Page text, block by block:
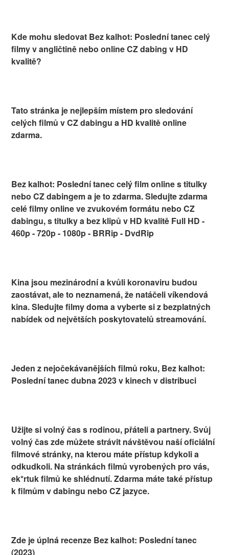
Kde mohu sledovat Bez kalhot: Poslední tanec celý
filmy v angličtině nebo online CZ dabing v HD
kvalitě?
Tato stránka je nejlepším místem pro sledování
celých filmů v CZ dabingu a HD kvalitě online
zdarma.
Bez kalhot: Poslední tanec celý film online s titulky
nebo CZ dabingem a je to zdarma. Sledujte zdarma
celé filmy online ve zvukovém formátu nebo CZ
dabingu, s titulky a bez klipů v HD kvalitě Full HD -
460p - 720p - 1080p - BRRip - DvdRip
Kina jsou mezinárodní a kvůli koronaviru budou
zaostávat, ale to neznamená, že natáčeli víkendová
kina. Sledujte filmy doma a vyberte si z bezplatných
nabídek od největších poskytovatelů streamování.
Jeden z nejočekávanějších filmů roku, Bez kalhot:
Poslední tanec dubna 2023 v kinech v distribuci
Užijte si volný čas s rodinou, přáteli a partnery. Svůj
volný čas zde můžete strávit návštěvou naší oficiální
filmové stránky, na kterou máte přístup kdykoli a
odkudkoli. Na stránkách filmů vyrobených pro vás,
ek*rtuk filmů ke shlédnutí. Zdarma máte také přístup
k filmům v dabingu nebo CZ jazyce.
Zde je úplná recenze Bez kalhot: Poslední tanec
(2023)